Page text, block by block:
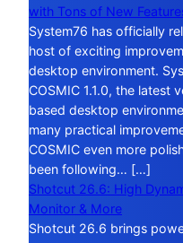
with Tons of New
System76 has officially
host of exciting
desktop environment.
COSMIC 1.1.0, the latest
based desktop
many practical
COSMIC even more
been following… […]
Shotcut 26.6: High
Monitor & More
Shotcut 26.6 brings